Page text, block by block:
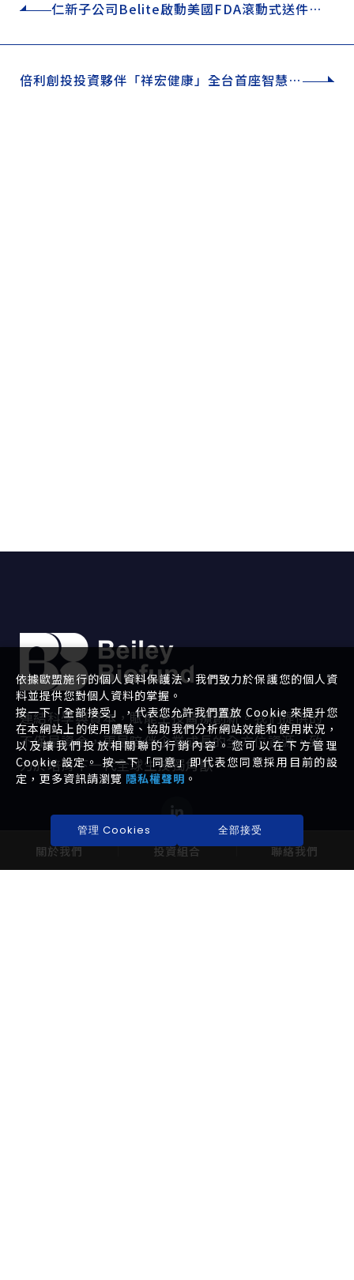
仁新子公司Belite啟動美國FDA滾動式送件，
倍利創投投資夥伴「祥宏健康」全台首座智慧AI
連結科學與資本，賦能生技醫療創新。我們提供的
不僅是資金，更是陪伴企業成長的全方位資源，致
力於培育下一代全球生技獨角獸。
關於我們 投資組合 聯絡我們
依據歐盟施行的個人資料保護法，我們致力於保護您的個人資
料並提供您對個人資料的掌握。
按一下「全部接受」，代表您允許我們置放 Cookie 來提升您
在本網站上的使用體驗、協助我們分析網站效能和使用狀況，
以及讓我們投放相關聯的行銷內容。您可以在下方管理
Cookie 設定。 按一下「同意」即代表您同意採用目前的設
定，更多資訊請瀏覽 隱私權聲明 。
管理 Cookies 全部接受